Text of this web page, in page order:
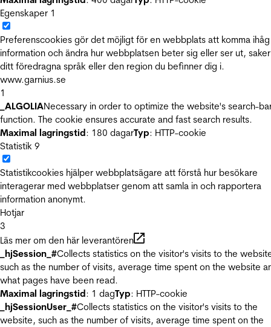
Egenskaper 1
Preferenscookies gör det möjligt för en webbplats att komma ihåg
information och ändra hur webbplatsen beter sig eller ser ut,
ditt föredragna språk eller den region du befinner dig i.
www.garnius.se
1
_ALGOLIANecessary in order to optimize the website's search-
function. The cookie ensures accurate and fast search results.
Maximal lagringstid: 180 dagarTyp: HTTP-cookie
Statistik 9
Statistikcookies hjälper webbplatsägare att förstå hur besökare
interagerar med webbplatser genom att samla in och rapportera
information anonymt.
Hotjar
3
Läs mer om den här leverantören
_hjSession_#Collects statistics on the visitor's visits to the
such as the number of visits, average time spent on the website
what pages have been read.
Maximal lagringstid: 1 dagTyp: HTTP-cookie
_hjSessionUser_#Collects statistics on the visitor's visits to the
website, such as the number of visits, average time spent on the